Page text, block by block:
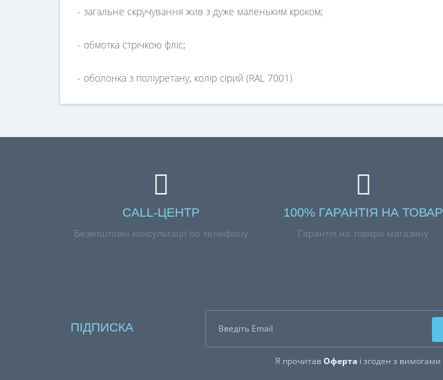
- загальне скручування жив з дуже маленьким кроком;
- обмотка стрічкою фліс;
- оболонка з поліуретану, колір сірий (RAL 7001)
CALL-ЦЕНТР
Безкоштовні консультації по телефону
100% ГАРАНТІЯ НА ТОВАР
Гарантія на товари магазину
ПІДПИСКА
Я прочитавОфертаі згоден з вимогами